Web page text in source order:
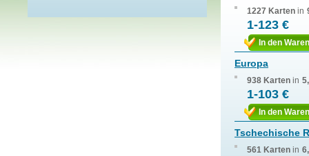
1227 Karten in
1-123 €
In den
Europa
938 Karten in
1-103 €
In den
Tschechische
561 Karten in